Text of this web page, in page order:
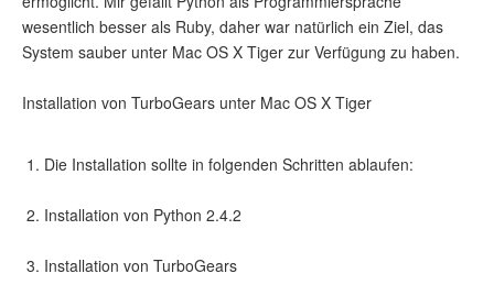
wesentlich besser als Ruby, daher war natürlich ein Ziel, das
System sauber unter Mac OS X Tiger zur Verfügung zu haben.
Installation von TurboGears unter Mac OS X Tiger
Die Installation sollte in folgenden Schritten ablaufen:
Installation von Python 2.4.2
Installation von TurboGears